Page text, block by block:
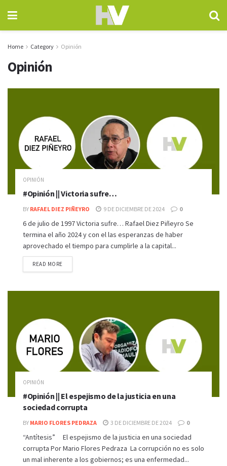
Home Category Opinión
Opinión
OPINIÓN
#Opinión || Victoria sufre…
BY RAFAEL DIEZ PIÑEYRO 9 DE DICIEMBRE DE 2024 0
6 de julio de 1997 Victoria sufre… Rafael Diez Piñeyro Se
termina el año 2024 y con el las esperanzas de haber
aprovechado el tiempo para cumplirle a la capital...
READ MORE
OPINIÓN
#Opinión || El espejismo de la justicia en una
sociedad corrupta
BY MARIO FLORES PEDRAZA 3 DE DICIEMBRE DE 2024 0
“Antítesis” El espejismo de la justicia en una sociedad
corrupta Por Mario Flores Pedraza La corrupción no es solo
un mal inherente a los gobiernos; es una enfermedad...